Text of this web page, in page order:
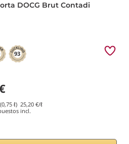
DOCG Brut Contadi
93
ℓ) 25,20 €/ℓ
incl.